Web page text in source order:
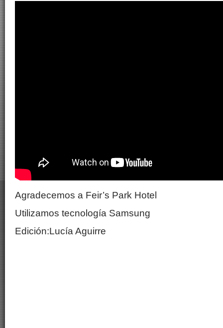
Agradecemos a Feir’s Park Hotel
Utilizamos tecnología Samsung
Edición:Lucía Aguirre